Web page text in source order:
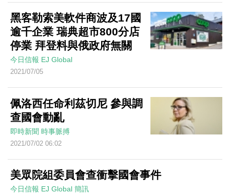
黑客勒索美軟件商波及17國
逾千企業 瑞典超市800分店
停業 拜登料與俄政府無關
今日信報 EJ Global
2021/07/05
佩洛西任命利茲切尼 參與調
查國會動亂
即時新聞 時事脈搏
2021/07/02 06:02
美眾院組委員會查衝擊國會事件
今日信報 EJ Global 簡訊